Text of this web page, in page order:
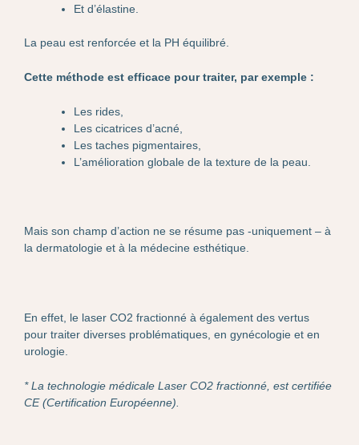
Et d’élastine.
La peau est renforcée et la PH équilibré.
Cette méthode est efficace pour traiter, par exemple :
Les rides,
Les cicatrices d’acné,
Les taches pigmentaires,
L’amélioration globale de la texture de la peau.
Mais son champ d’action ne se résume pas -uniquement – à
la dermatologie et à la médecine esthétique.
En effet, le laser CO2 fractionné à également des vertus
pour traiter diverses problématiques, en gynécologie et en
urologie.
* La technologie médicale Laser CO2 fractionné, est certifiée
CE(Certification Européenne).